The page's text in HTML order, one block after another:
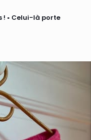
! • Celui-là porte